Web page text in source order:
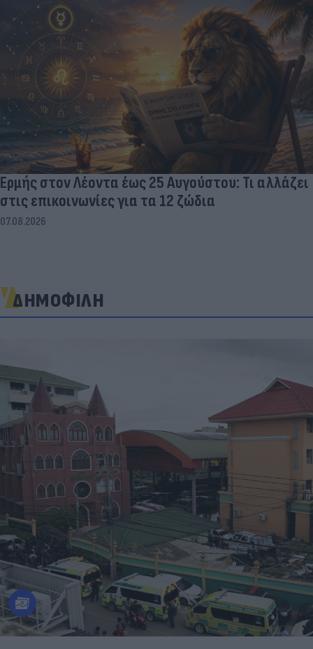
Ερμής στον Λέοντα έως 25 Αυγούστου: Τι αλλάζει
στις επικοινωνίες για τα 12 ζώδια
07.08.2026
ΔΗΜΟΦΙΛΗ